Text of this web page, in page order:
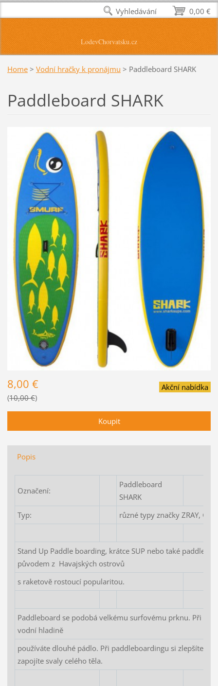
LodevChorvatsku.cz
Home > Vodní hračky k pronájmu > Paddleboard SHARK
Paddleboard SHARK
Akční nabídka
8,00 €
10,00 €
Popis
Označení:
Paddleboard
SHARK
Typ:
různé typy značky ZRAY,
Stand Up Paddle boarding, krátce SUP nebo také
původem z Havajských ostrovů
s raketově rostoucí popularitou.
Paddleboard se podobá velkému surfovému prknu. Při
vodní hladině
používáte dlouhé pádlo. Při paddleboardingu si zlepšíte
zapojíte svaly celého těla.
0,00 €
Vyhledávání